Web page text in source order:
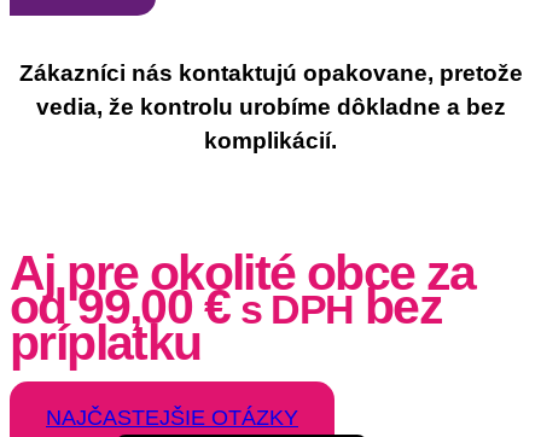
Zákazníci nás kontaktujú opakovane, pretože
vedia, že kontrolu urobíme dôkladne a bez
komplikácií.
Aj pre okolité obce za
od99,00€ s DPHbez
príplatku
NAJČASTEJŠIE OTÁZKY